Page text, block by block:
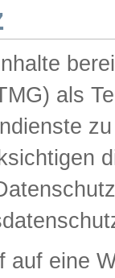
als
auf eine